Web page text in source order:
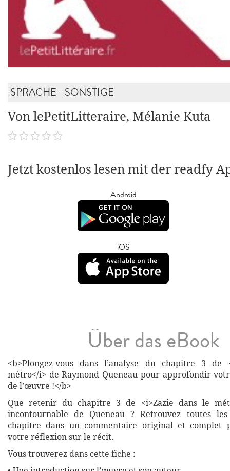
SPRACHE - SONSTIGE
Von lePetitLitteraire, Mélanie Kuta
Jetzt kostenlos lesen mit der readfy
Android
iOS
Über das eBook
<b>Plongez-vous dans l’analyse du chapitre 3 de
métro</i> de Raymond Queneau pour approfondir
de l’œuvre !</b>
Que retenir du chapitre 3 de <i>Zazie dans le
incontournable de Queneau ? Retrouvez toutes
chapitre dans un commentaire original et complet
votre réflexion sur le récit.
Vous trouverez dans cette fiche :